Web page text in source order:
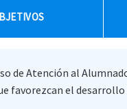
de Atención al
favorezcan el